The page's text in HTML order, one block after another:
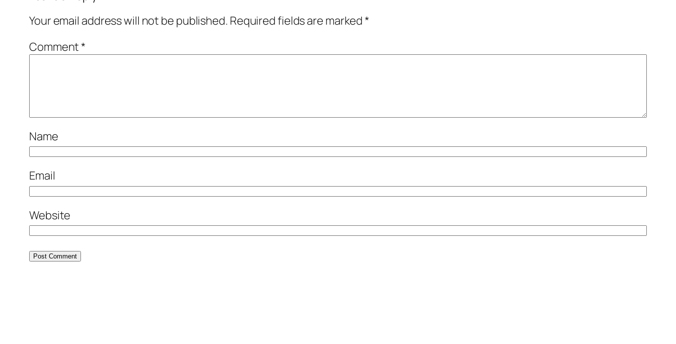
Your email address will not be published. Required fields are marked*
Comment*
Name
Email
Website